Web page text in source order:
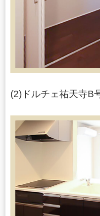
(2)ドルチェ祐天寺B